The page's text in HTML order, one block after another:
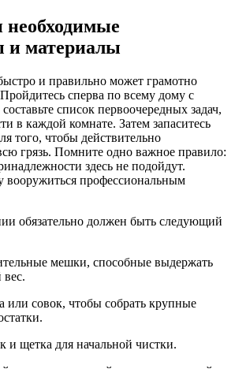
необходимые
и материалы
и правильно может грамотно
сперва по всему дому с
список первоочередных задач,
в каждой комнате. Затем запаситесь
того, чтобы действительно
грязь. Помните одно важное правило:
здесь не подойдут.
вооружиться профессиональным
обязательно должен быть следующий
мешки, способные выдержать
или совок, чтобы собрать крупные
щетка для начальной чистки.